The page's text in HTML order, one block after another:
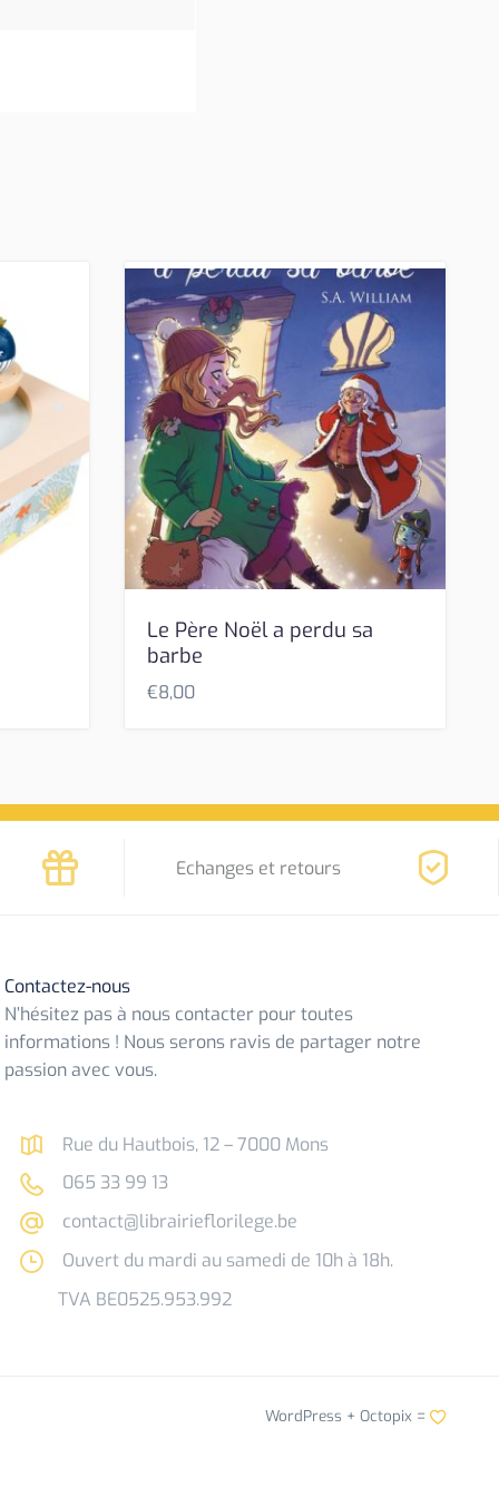
Le Père Noël a perdu sa
barbe
€8,00
Echanges et retours
Contactez-nous
N’hésitez pas à nous contacter pour toutes
informations ! Nous serons ravis de partager notre
passion avec vous.
Rue du Hautbois, 12 – 7000 Mons
065 33 99 13
contact@librairieflorilege.be
Ouvert du mardi au samedi de 10h à 18h.
TVA BE0525.953.992
WordPress + Octopix=